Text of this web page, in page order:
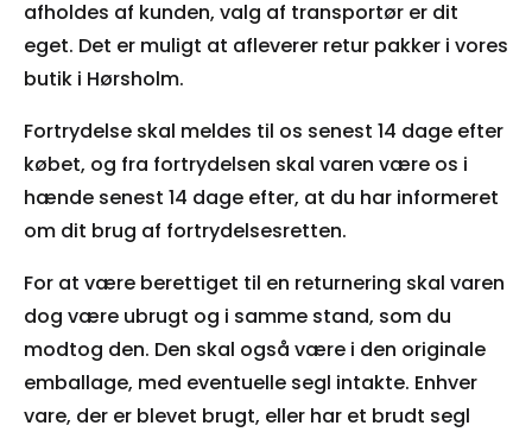
afholdes af kunden, valg af transportør er dit
eget. Det er muligt at afleverer retur pakker i vores
butik i Hørsholm.
Fortrydelse skal meldes til os senest 14 dage efter
købet, og fra fortrydelsen skal varen være os i
hænde senest 14 dage efter, at du har informeret
om dit brug af fortrydelsesretten.
For at være berettiget til en returnering skal varen
dog være ubrugt og i samme stand, som du
modtog den. Den skal også være i den originale
emballage, med eventuelle segl intakte. Enhver
vare, der er blevet brugt, eller har et brudt segl